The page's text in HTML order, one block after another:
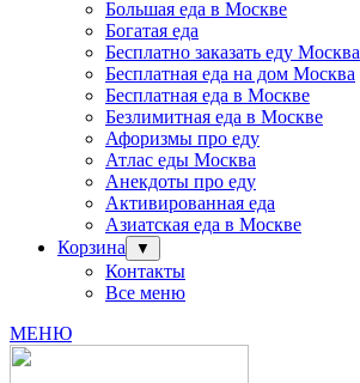
Большая еда в Москве
Богатая еда
Бесплатно заказать еду Москва
Бесплатная еда на дом Москва
Бесплатная еда в Москве
Безлимитная еда в Москве
Афоризмы про еду
Атлас еды Москва
Анекдоты про еду
Активированная еда
Азиатская еда в Москве
Корзина
▼
Контакты
Все меню
МЕНЮ